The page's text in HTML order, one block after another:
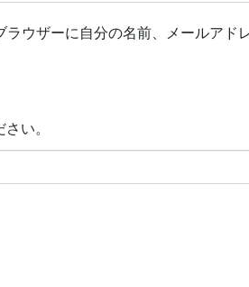
ウザーに自分の名前、メールアド
い。